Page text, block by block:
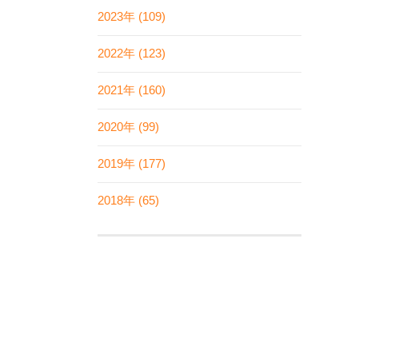
2023年 (109)
2022年 (123)
2021年 (160)
2020年 (99)
2019年 (177)
2018年 (65)